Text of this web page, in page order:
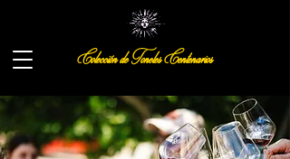
Colección de Toneles Centenarios